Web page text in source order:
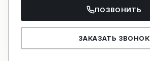
ПОЗВОНИТЬ
ЗАКАЗАТЬ ЗВОНОК